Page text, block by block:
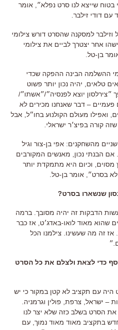
שייצא לנו סרט נפלא״, אומר
דודי זילבר.
למסקנה שהסרט דורש צילומי
אחר יצטרך לביים את צילומי
בן-טל.
ההשלמה הבינה ההפקה שכדי
טלאים, יהיה נכון יותר פשוט
יוצא לפנסיה״/״אשתו״/
– דבר שאנחנו מכירים לא
ואפילו מעולם הקולנוע בחו״ל, אבל
קורה בפיצ׳ר ישראלי.
מהשחקנים: אפי בן-צור וגיל
אם הבנתי נכון, מאנשים המקורבים
וכיום היא מתמקדת יותר
בסרט״, אומר בן-טל.
שנשארו בסרט?
הדבקות זה יהיה מסובך. ברמה
שהוא מאוד לואו-באדג׳ט, אז כבר
זה מה שעשינו. צילמנו הכל
כדי לצאת ולצלם את כל הסרט
עם תקציב לא קטן במקור כי יש
– ישראל, צרפת, פולין וגרמניה.
את הסרט בשלב כזה שלא יצר לנו
בתקציב מאוד מאוד נמוך, עם